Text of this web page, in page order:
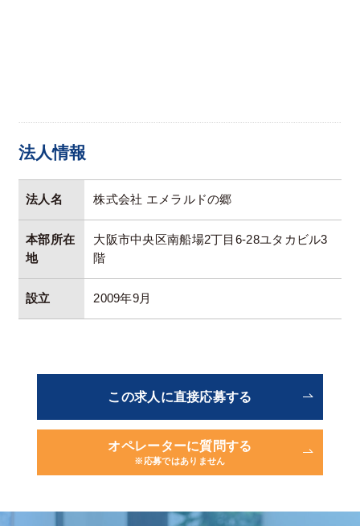
法人情報
法人名 株式会社 エメラルドの郷
本部所在
地
大阪市中央区南船場2丁目6-28ユタカビル3
階
設立 2009年9月
この求人に直接応募する
オペレーターに質問する
※応募ではありません